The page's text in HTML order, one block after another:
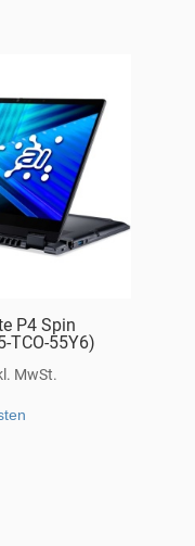
P4 Spin
TCO-55Y6)
MwSt.